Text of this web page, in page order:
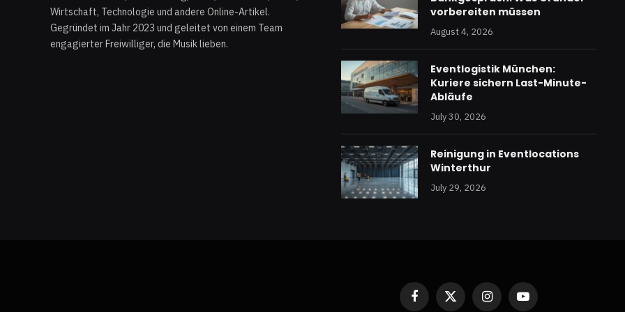
Wirtschaft, Technologie und andere Online-Artikel.
Gegründet im Jahr 2023 und geleitet von einem Team
engagierter Freiwilliger, die Musik lieben.
vorbereiten müssen
August 4, 2026
Eventlogistik München:
Kuriere sichern Last-Minute-
Abläufe
July 30, 2026
Reinigung in Eventlocations
Winterthur
July 29, 2026
Facebook
X
InstagramYouTube